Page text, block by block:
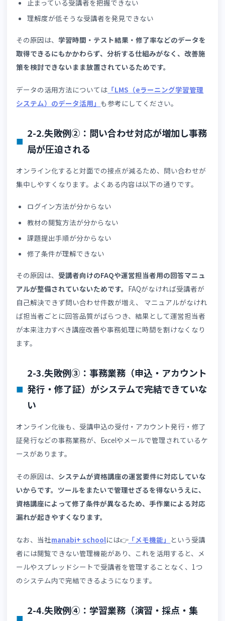
問い合わせ対応が増加し事務局を圧迫する
事務業務（申込・アカウント発行・修了証）がシステム
で完結できていない
学習業務（演習・採点・集計）がシステムで完結できて
いない
事務局対応が属人化する
教材のオンライン化だけで運営フローを見直していない
2-1.失敗例①：受講者の学習状況が把握で
なくなる
オンライン講座では、教室のように受講者の様子を直接確
できないため、以下のような状態に陥ることがあります。
止まっている受講者を把握できない
理解度が低そうな受講者を発見できない
その原因は、学習時間・テスト結果・修了率などのデータ
取得できるにもかかわらず、分析する仕組みがなく、改善
策を検討できないまま放置されているためです。
データの活用方法については「LMS（eラーニング学習管
システム）のデータ活用」
2-2.失敗例②：問い合わせ対応が増加し事
局が圧迫される
集中しやすくなります。よくある内容は以下の通りです。
ログイン方法が分からない
教材の閲覧方法が分からない
課題提出手順が分からない
修了条件が理解できない
その原因は、受講者向けのFAQや運営担当者用の回答マニ
アルが整備されていないためです。 FAQがなければ受講者
自己解決できず問い合わせ件数が増え、 マニュアルがなけ
ば担当者ごとに回答品質がばらつき、結果として運営担当
ます。